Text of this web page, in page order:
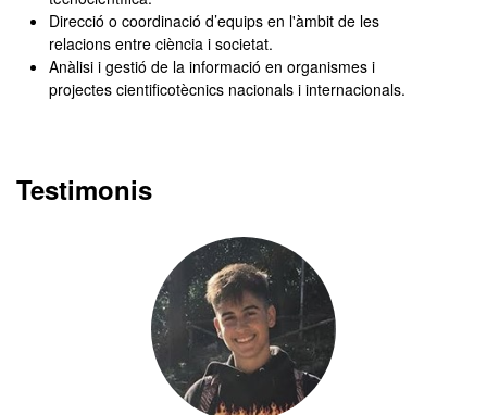
Direcció o coordinació d’equips en l'àmbit de les
relacions entre ciència i societat.
Anàlisi i gestió de la informació en organismes i
projectes cientificotècnics nacionals i internacionals.
Testimonis